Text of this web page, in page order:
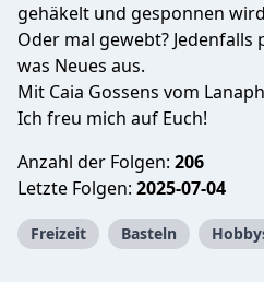
gehäkelt und gesponnen
Oder mal gewebt?
was Neues aus.
Mit Caia Gossens vom
Ich freu mich auf Euch!
Anzahl der Folgen: 206
Letzte Folgen: 2025-07-04
Freizeit Basteln